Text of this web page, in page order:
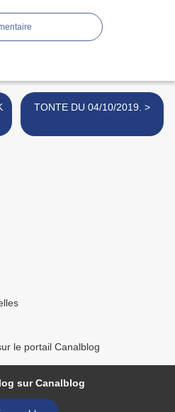
TONTE DU 04/10/2019. >
le portail Canalblog
sur Canalblog